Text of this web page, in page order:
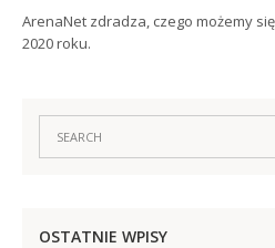
ArenaNet zdradza, czego możemy
2020 roku.
OSTATNIE WPISY